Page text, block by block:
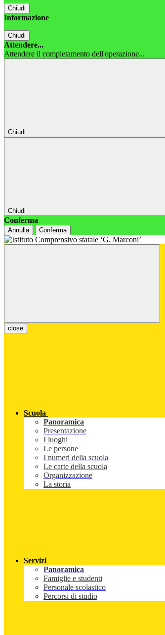
Chiudi
Informazione
Chiudi
Attendere...
Attendere il completamento dell'operazione...
Chiudi
Chiudi
Conferma
Annulla Conferma
close
Scuola
Panoramica
Presentazione
I luoghi
Le persone
I numeri della scuola
Le carte della scuola
Organizzazione
La storia
Servizi
Panoramica
Famiglie e studenti
Personale scolastico
Percorsi di studio